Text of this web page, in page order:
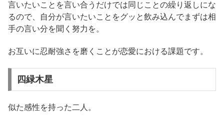
言いたいことを言い合うだけでは同じことの繰り返しにな
るので、自分が言いたいことをグッと飲み込んでまずは相
手の言い分を聞く努力を。
お互いに忍耐強さを磨くことが恋愛における課題です。
四緑木星
似た感性を持った二人。